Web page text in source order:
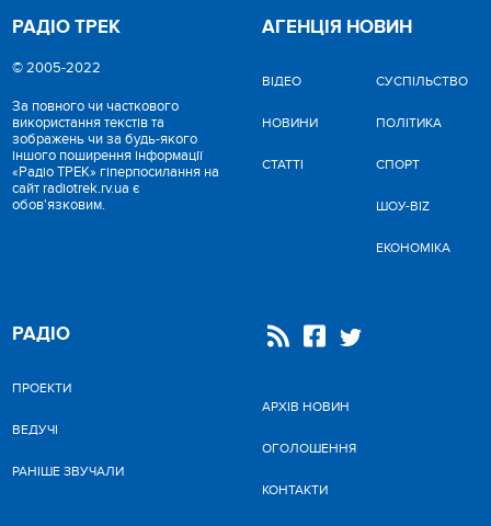
РАДІО ТРЕК
© 2005-2022
За повного чи часткового
використання текстів та
зображень чи за будь-якого
іншого поширення інформації
«Радіо ТРЕК» гіперпосилання на
сайт radiotrek.rv.ua є
обов'язковим.
АГЕНЦІЯ НОВИН
ВІДЕО
НОВИНИ
СТАТТІ
CУСПІЛЬСТВО
ПОЛІТИКА
СПОРТ
ШОУ-BIZ
ЕКОНОМІКА
РАДІО
ПРОЕКТИ
ВЕДУЧІ
РАНІШЕ ЗВУЧАЛИ
АРХІВ НОВИН
ОГОЛОШЕННЯ
КОНТАКТИ